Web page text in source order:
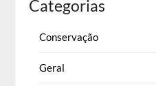
Categorias
Conservação
Geral